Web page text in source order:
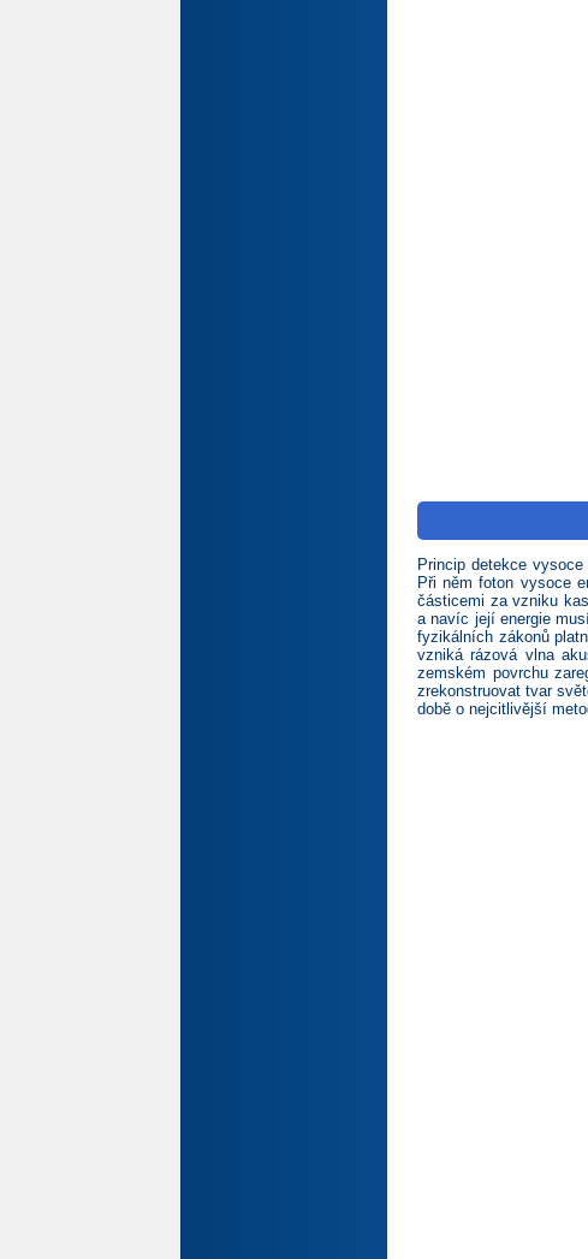
Princip detekce
Při něm foton vysoce
částicemi za vzniku
a navíc její energie
fyzikálních zákonů
vzniká rázová vlna
zemském povrchu
zrekonstruovat tvar
době o nejcitlivější